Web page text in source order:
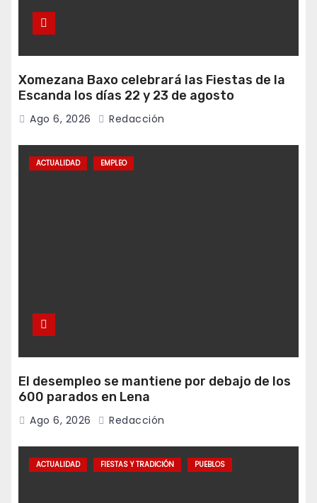
Xomezana Baxo celebrará las Fiestas de la
Escanda los días 22 y 23 de agosto
Ago 6, 2026 Redacción
ACTUALIDAD EMPLEO
El desempleo se mantiene por debajo de los
600 parados en Lena
Ago 6, 2026 Redacción
ACTUALIDAD FIESTAS Y TRADICIÓN PUEBLOS